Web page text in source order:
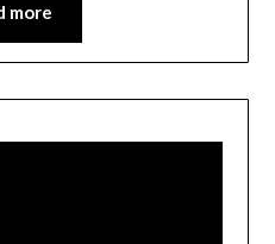
more